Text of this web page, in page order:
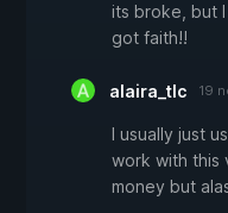
its broke, but
got faith!!
alaira_tlc 19
I usually just
work with this
money but